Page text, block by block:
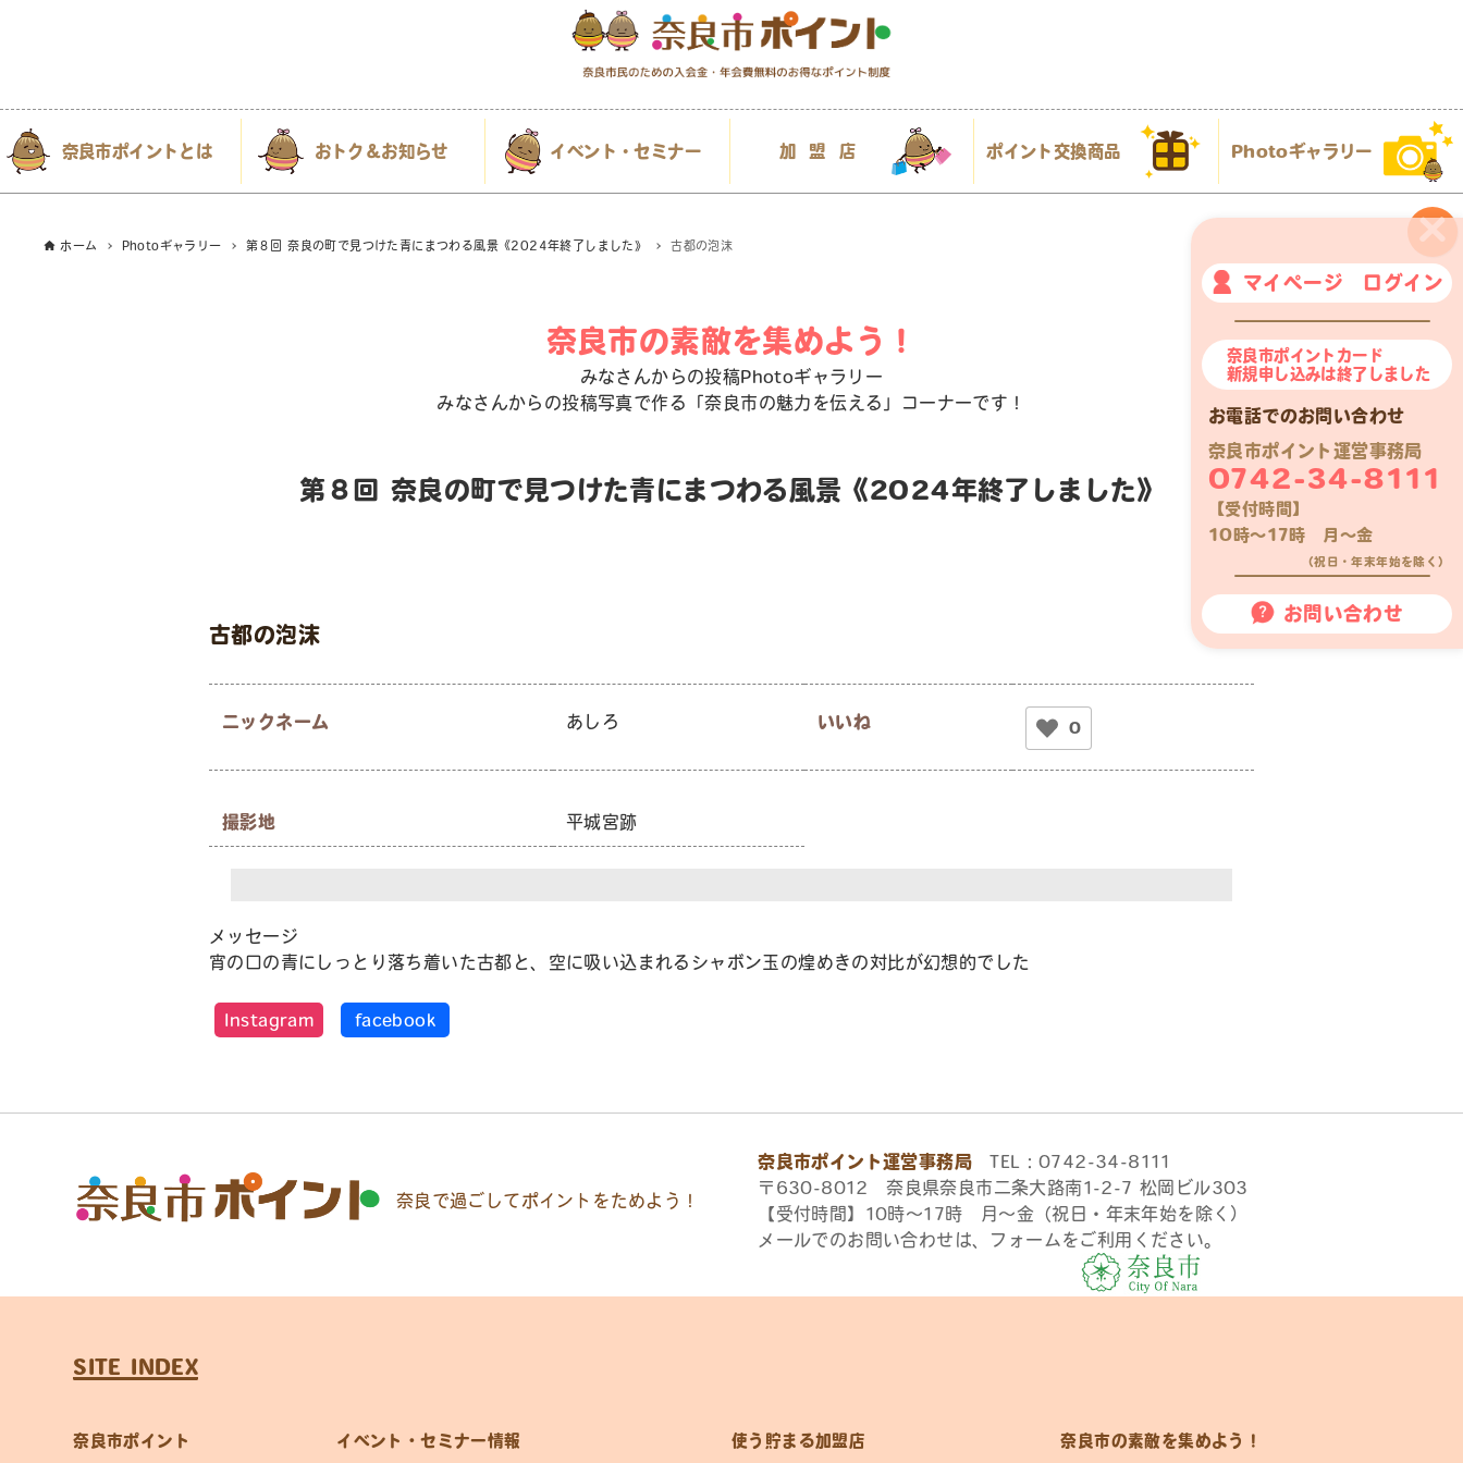
×
マイページ ログイン
奈良市ポイントカード
新規申し込みは終了しました
お電話でのお問い合わせ
奈良市ポイント運営事務局
0742-34-8111
【受付時間】
10時〜17時 月〜金
（祝日・年末年始を除く）
お問い合わせ
奈良市ポイントとは おトク＆お知らせ イベント・セミナー 加盟店 ポイント交換商品 Photoギャラリー
ホーム Photoギャラリー 第８回 奈良の町で見つけた青にまつわる風景《2024年終了しました》 古都の泡沫
奈良市の素敵を集めよう！
みなさんからの投稿Photoギャラリー
みなさんからの投稿写真で作る「奈良市の魅力を伝える」コーナーです！
第８回 奈良の町で見つけた青にまつわる風景《2024年終了しました》
古都の泡沫
ニックネーム あしろ いいね 0
撮影地 平城宮跡
メッセージ
宵の口の青にしっとり落ち着いた古都と、空に吸い込まれるシャボン玉の煌めきの対比が幻想的でした
Instagram facebook
奈良で過ごしてポイントをためよう！
奈良市ポイント運営事務局 TEL：0742-34-8111
〒630-8012 奈良県奈良市二条大路南1-2-7 松岡ビル303
【受付時間】10時〜17時 月〜金（祝日・年末年始を除く）
メールでのお問い合わせは、フォームをご利用ください。
SITE INDEX
奈良市ポイント イベント・セミナー情報 使う貯まる加盟店 奈良市の素敵を集めよう！